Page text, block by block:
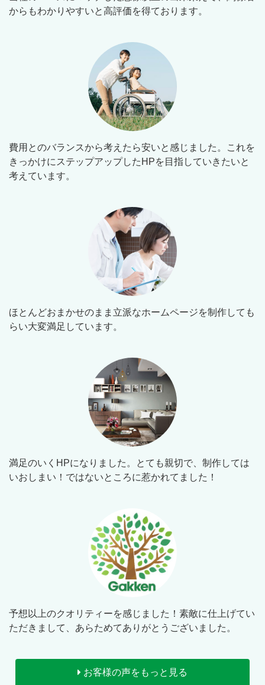
からもわかりやすいと高評価を得ております。
費用とのバランスから考えたら安いと感じました。これを
きっかけにステップアップしたHPを目指していきたいと
考えています。
ほとんどおまかせのまま立派なホームページを制作しても
らい大変満足しています。
満足のいくHPになりました。とても親切で、制作しては
いおしまい！ではないところに惹かれてました！
予想以上のクオリティーを感じました！素敵に仕上げてい
ただきまして、あらためてありがとうございました。
お客様の声をもっと見る